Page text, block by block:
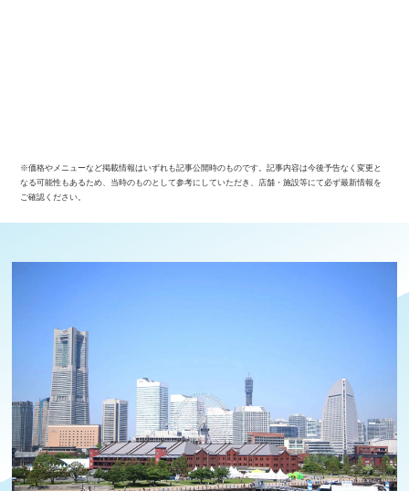
※価格やメニューなど掲載情報はいずれも記事公開時のものです。記事内容は今後予告なく変更と
なる可能性もあるため、当時のものとして参考にしていただき、店舗・施設等にて必ず最新情報を
ご確認ください。